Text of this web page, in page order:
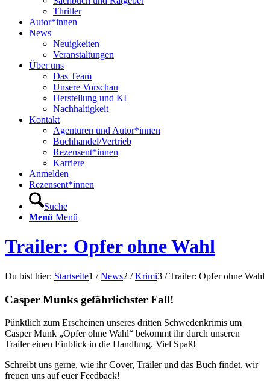
Thriller
Autor*innen
News
Neuigkeiten
Veranstaltungen
Über uns
Das Team
Unsere Vorschau
Herstellung und KI
Nachhaltigkeit
Kontakt
Agenturen und Autor*innen
Buchhandel/Vertrieb
Rezensent*innen
Karriere
Anmelden
Rezensent*innen
Suche
Menü Menü
Trailer: Opfer ohne Wahl
Du bist hier: Startseite1 / News2 / Krimi3 / Trailer: Opfer ohne Wahl
Casper Munks gefährlichster Fall!
Pünktlich zum Erscheinen unseres dritten Schwedenkrimis um
Casper Munk „Opfer ohne Wahl“ bekommt ihr durch unseren
Trailer einen Einblick in die Handlung. Viel Spaß!
Schreibt uns gerne, wie ihr Cover, Trailer und das Buch findet, wir
freuen uns auf euer Feedback!